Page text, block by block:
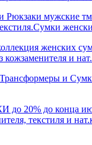
Рюкзаки мужские
женских
кожзаменителя и
и
до 20% до конца
текстиля и